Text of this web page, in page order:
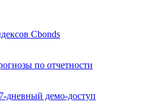
Cbonds
по отчетности
7-дневный демо-доступ